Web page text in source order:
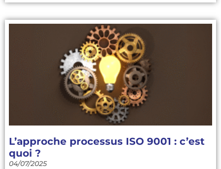
L’approche processus ISO 9001 : c’est
quoi ?
04/07/2025